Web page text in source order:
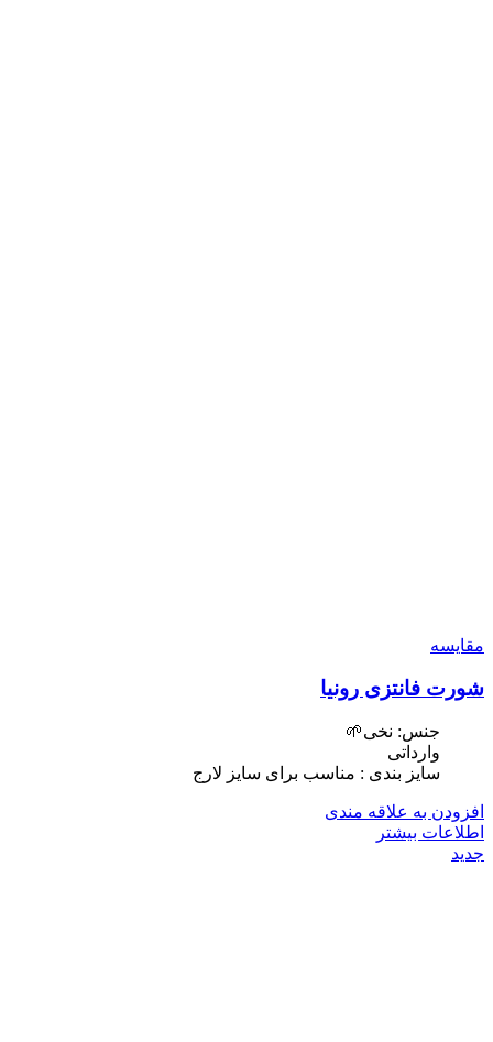
مقایسه
شورت فانتزی رونیا
جنس: نخی🌱
وارداتی
سایز بندی : مناسب برای سایز لارج
افزودن به علاقه مندی
اطلاعات بیشتر
جدید